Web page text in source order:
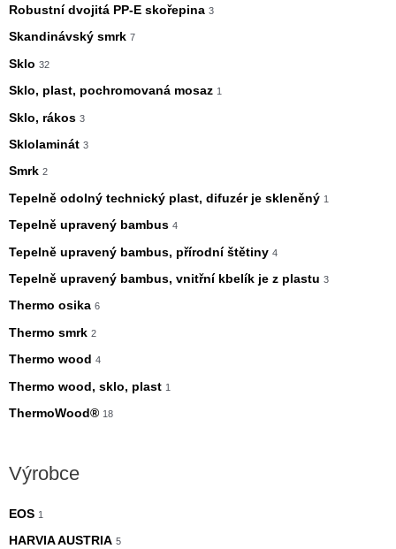
Robustní dvojitá PP-E skořepina 3
Skandinávský smrk 7
Sklo 32
Sklo, plast, pochromovaná mosaz 1
Sklo, rákos 3
Sklolaminát 3
Smrk 2
Tepelně odolný technický plast, difuzér je skleněný 1
Tepelně upravený bambus 4
Tepelně upravený bambus, přírodní štětiny 4
Tepelně upravený bambus, vnitřní kbelík je z plastu 3
Thermo osika 6
Thermo smrk 2
Thermo wood 4
Thermo wood, sklo, plast 1
ThermoWood® 18
Výrobce
EOS 1
HARVIA AUSTRIA 5